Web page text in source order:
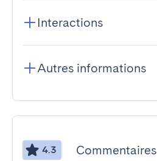
Interactions
Autres informations
4.3 Commentaires